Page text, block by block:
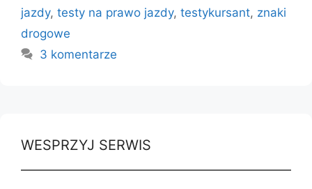
jazdy, testy na prawo jazdy, testykursant, znaki
drogowe
3 komentarze
WESPRZYJ SERWIS